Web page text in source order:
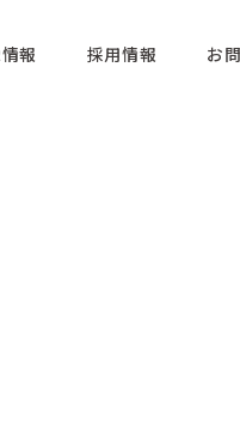
報 採用情報 お